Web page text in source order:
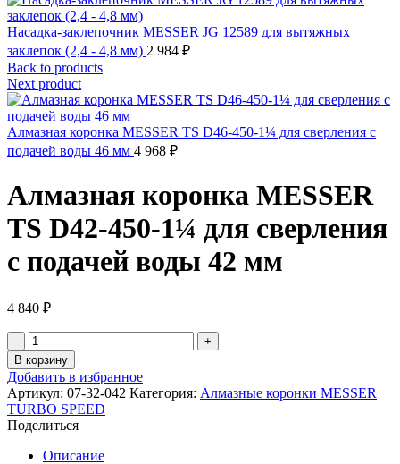
Насадка-заклепочник MESSER JG 12589 для вытяжных
заклепок (2,4 - 4,8 мм) 2 984 ₽
Back to products
Next product
Алмазная коронка MESSER TS D46-450-1¼ для сверления с
подачей воды 46 мм 4 968 ₽
Алмазная коронка MESSER
TS D42-450-1¼ для сверления
с подачей воды 42 мм
4 840 ₽
Количество
товара
Алмазная
коронка
MESSER
TS
D42-
450-
В корзину
Добавить в избранное
Артикул: 07-32-042 Категория: Алмазные коронки MESSER
TURBO SPEED
Поделиться
Описание